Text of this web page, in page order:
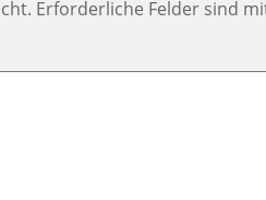
Erforderliche Felder sind